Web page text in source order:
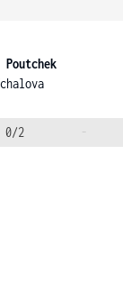
Poutchek
0/2 -